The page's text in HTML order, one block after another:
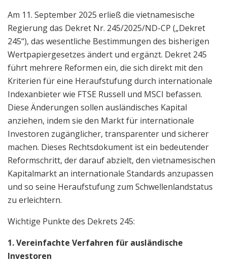
Am 11. September 2025 erließ die vietnamesische
Regierung das Dekret Nr. 245/2025/ND-CP („Dekret
245“), das wesentliche Bestimmungen des bisherigen
Wertpapiergesetzes ändert und ergänzt. Dekret 245
führt mehrere Reformen ein, die sich direkt mit den
Kriterien für eine Heraufstufung durch internationale
Indexanbieter wie FTSE Russell und MSCI befassen.
Diese Änderungen sollen ausländisches Kapital
anziehen, indem sie den Markt für internationale
Investoren zugänglicher, transparenter und sicherer
machen. Dieses Rechtsdokument ist ein bedeutender
Reformschritt, der darauf abzielt, den vietnamesischen
Kapitalmarkt an internationale Standards anzupassen
und so seine Heraufstufung zum Schwellenlandstatus
zu erleichtern.
Wichtige Punkte des Dekrets 245:
1. Vereinfachte Verfahren für ausländische
Investoren